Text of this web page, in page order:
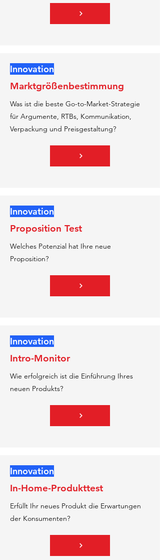
Innovation
Marktgrößenbestimmung
Was ist die beste Go-to-Market-Strategie
für Argumente, RTBs, Kommunikation,
Verpackung und Preisgestaltung?
Innovation
Proposition Test
Welches Potenzial hat Ihre neue
Proposition?
Innovation
Intro-Monitor
Wie erfolgreich ist die Einführung Ihres
neuen Produkts?
Innovation
In-Home-Produkttest
Erfüllt Ihr neues Produkt die Erwartungen
der Konsumenten?